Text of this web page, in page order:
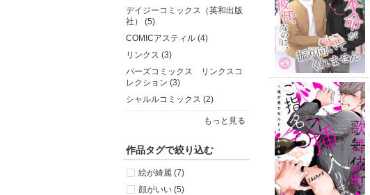
デイジーコミックス（英和出版
社） (5)
COMICアスティル (4)
リンクス (3)
バーズコミックス リンクスコ
レクション (3)
シャルルコミックス (2)
もっと見る
作品タグで絞り込む
絵が綺麗 (7)
顔がいい (5)